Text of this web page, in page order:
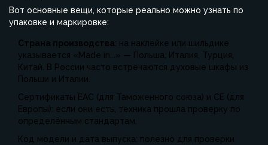
Вот основные вещи, которые реально можно узнать по
упаковке и маркировке:
Страна производства: на наклейке или шильдике
указывается «Made in...» — Польша, Италия, Турция,
Китай. В России часто встречаются духовые шкафы из
Польши и Италии.
Сертификаты EAC (для Таможенного союза) и CE (для
Европы): если они есть, техника прошла проверку по
определённым стандартам.
Код модели и дата выпуска: полезно для проверки